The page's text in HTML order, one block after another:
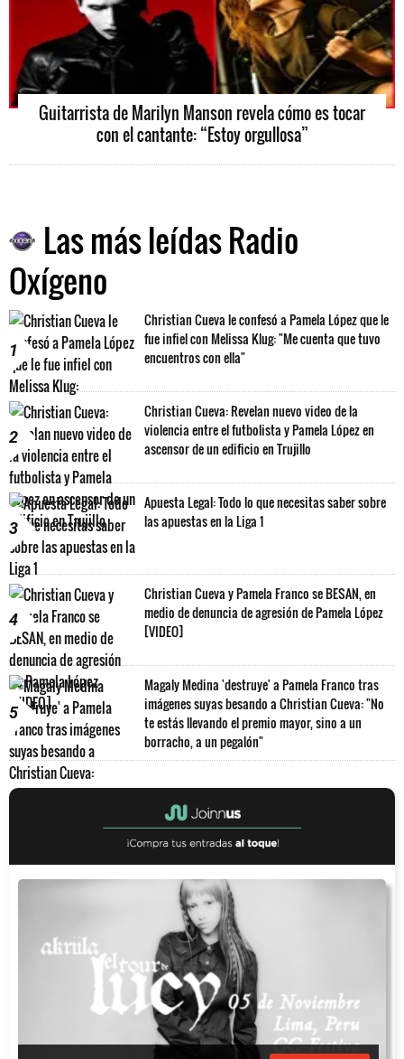
Guitarrista de Marilyn Manson revela cómo es tocar
con el cantante: “Estoy orgullosa”
Las más leídas Radio
Oxígeno
1
Christian Cueva le confesó a Pamela López que le
fue infiel con Melissa Klug: "Me cuenta que tuvo
encuentros con ella"
2
Christian Cueva: Revelan nuevo video de la
violencia entre el futbolista y Pamela López en
ascensor de un edificio en Trujillo
3
Apuesta Legal: Todo lo que necesitas saber sobre
las apuestas en la Liga 1
4
Christian Cueva y Pamela Franco se BESAN, en
medio de denuncia de agresión de Pamela López
[VIDEO]
5
Magaly Medina 'destruye' a Pamela Franco tras
imágenes suyas besando a Christian Cueva: "No
te estás llevando el premio mayor, sino a un
borracho, a un pegalón"